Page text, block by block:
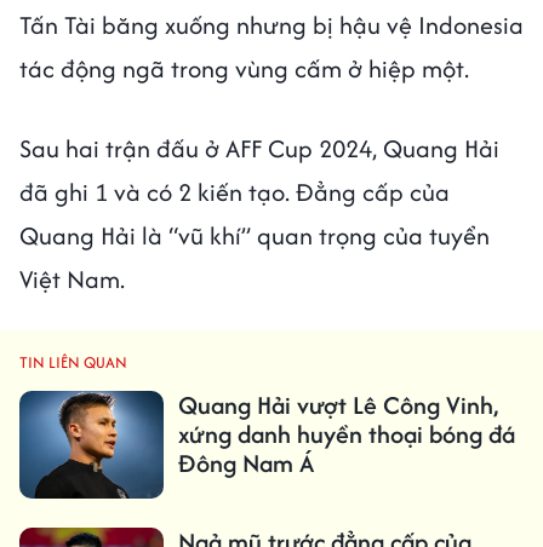
Tấn Tài băng xuống nhưng bị hậu vệ Indonesia
tác động ngã trong vùng cấm ở hiệp một.
Sau hai trận đấu ở AFF Cup 2024, Quang Hải
đã ghi 1 và có 2 kiến tạo. Đẳng cấp của
Quang Hải là “vũ khí” quan trọng của tuyển
Việt Nam.
TIN LIÊN QUAN
Quang Hải vượt Lê Công Vinh,
xứng danh huyền thoại bóng đá
Đông Nam Á